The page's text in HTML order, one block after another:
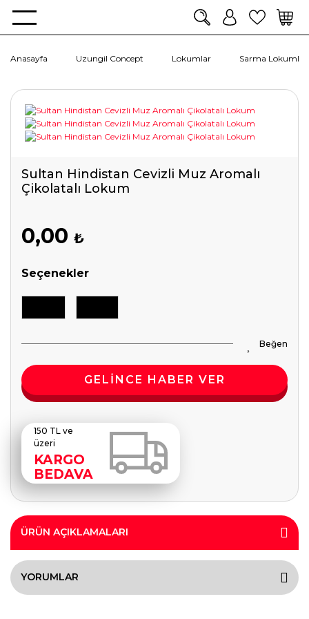
Anasayfa Uzungil Concept Lokumlar Sarma Lokumlar
Sultan Hindistan Cevizli Muz Aromalı
Çikolatalı Lokum
0,00 ₺
Seçenekler
GELİNCE HABER VER
150 TL ve
üzeri
KARGO
BEDAVA
ÜRÜN AÇIKLAMALARI
YORUMLAR